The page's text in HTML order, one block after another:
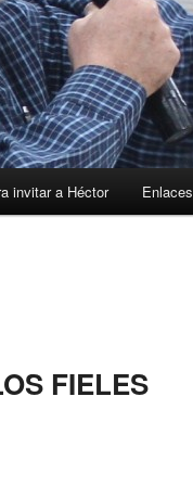
invitar a Héctor Enlaces
FIELES